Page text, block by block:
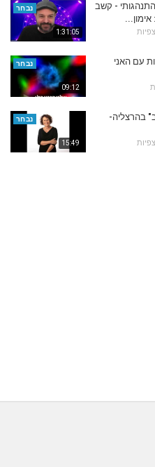
1:31:05
נבחר
- קשב
09:12
נבחר
עם האני
15:49
נבחר
בהרצליה-